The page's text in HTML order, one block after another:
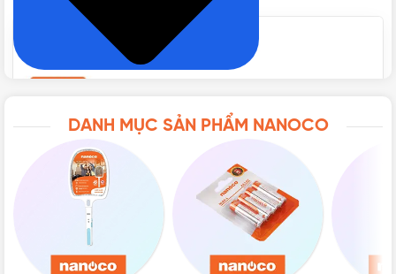
GÓC CHIẾU
CẤP BẢO VỆ IP20 (không chống nước)
BỘ NGUỒN Nguồn rời
CHẤT LIỆU Nhôm (Thân đèn), Nhựa (Mặt đèn)
Đèn Nanoco
DANH MỤC SẢN PHẨM NANOCO